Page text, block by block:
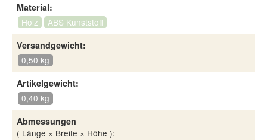
Material:
Holz
ABS Kunststoff
Versandgewicht:
0,50 kg
Artikelgewicht:
0,40 kg
Abmessungen
( Länge × Breite × Höhe ):